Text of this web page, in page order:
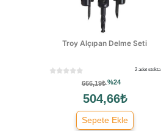
Troy Alçıpan Delme Seti
2 adet stokta
666,19₺%24
504,66₺
Sepete Ekle